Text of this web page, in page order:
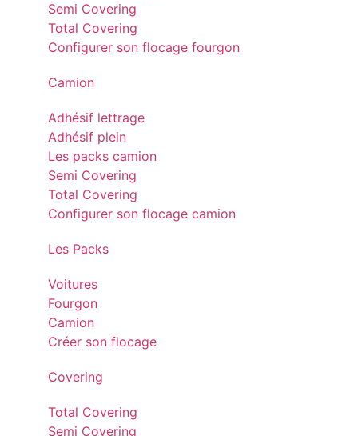
Semi Covering
Total Covering
Configurer son flocage fourgon
Camion
Adhésif lettrage
Adhésif plein
Les packs camion
Semi Covering
Total Covering
Configurer son flocage camion
Les Packs
Voitures
Fourgon
Camion
Créer son flocage
Covering
Total Covering
Semi Covering